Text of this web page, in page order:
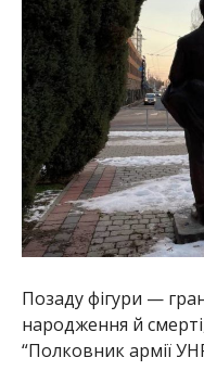
Позаду фігури —
народження й
“Полковник армії